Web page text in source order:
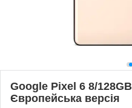
Google Pixel 6 8/
Європейська версія